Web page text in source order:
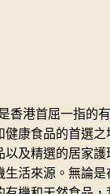
香港首屈一指的
健康食品的首選
及精選的居家護
活來源。無論是